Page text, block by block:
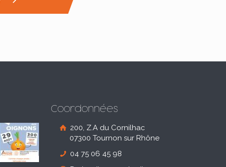
Coordonnées
200, Z.A du Cornilhac
07300 Tournon sur Rhône
04 75 06 45 98